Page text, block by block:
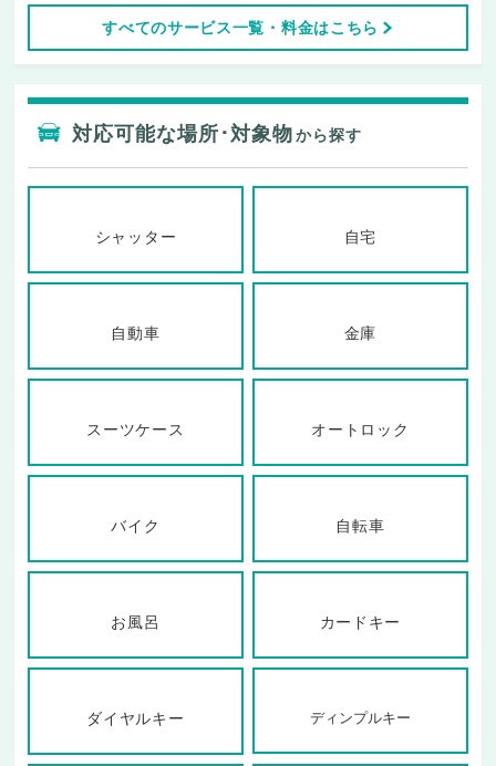
すべてのサービス一覧・料金はこちら
対応可能な場所･対象物から探す
シャッター 自宅
自動車 金庫
スーツケース オートロック
バイク 自転車
お風呂 カードキー
ダイヤルキー ディンプルキー